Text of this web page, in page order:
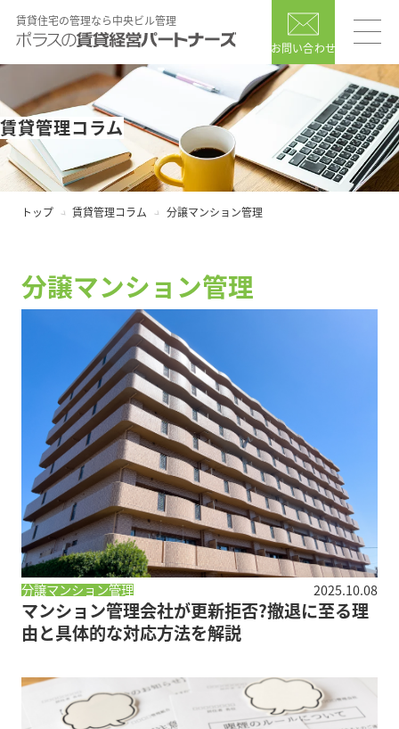
賃貸住宅の管理なら中央ビル管理
お問い合わせ
賃貸管理コラム
トップ 賃貸管理コラム 分譲マンション管理
分譲マンション管理
分譲マンション管理 2025.10.08
マンション管理会社が更新拒否?撤退に至る理
由と具体的な対応方法を解説